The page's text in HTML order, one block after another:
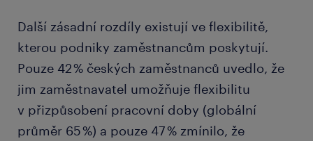
Další zásadní rozdíly existují ve flexibilitě,
kterou podniky zaměstnancům poskytují.
Pouze 42 % českých zaměstnanců uvedlo, že
jim zaměstnavatel umožňuje flexibilitu
v přizpůsobení pracovní doby (globální
průměr 65 %) a pouze 47 % zmínilo, že